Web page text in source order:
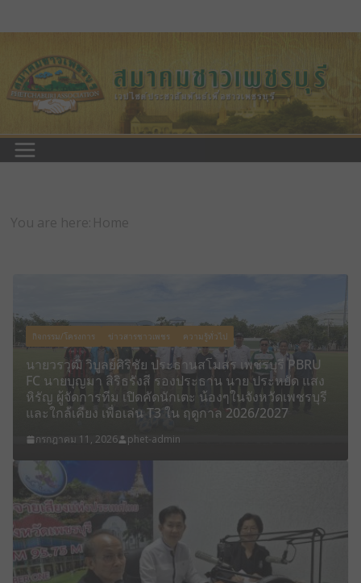
to
content
You are here: Home
กิจกรรม/โครงการ ข่าวสารชาวเพชร ความรู้ทั่วไป
นายวรวุฒิ วิบูลย์ศิริชัย ประธานสโมสร เพชรบุรี PBRU
FC นายบุญมา สิริธรังสี รองประธาน นาย ประหยัด แสง
หิรัญ ผู้จัดการทีม เปิดคัดนักเตะ น้องๆในจังหวัดเพชรบุรี
และใกล้เคียง เพื่อเล่น T3 ใน ฤดูกาล 2026/2027
กรกฎาคม 11, 2026 phet-admin